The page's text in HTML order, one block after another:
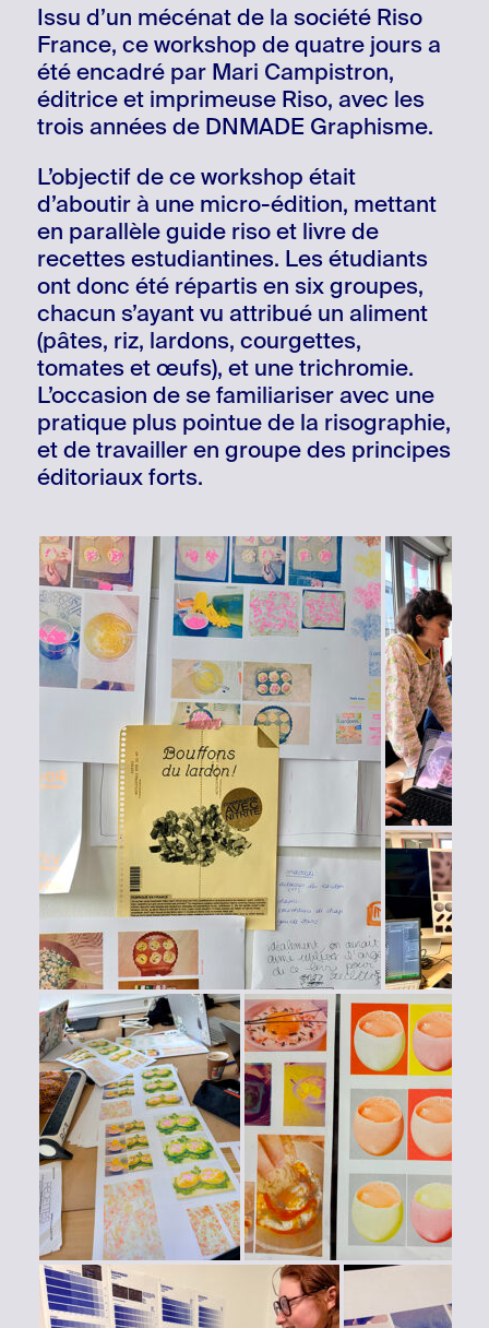
Issu d’un mécénat de la société Riso
France, ce workshop de quatre jours a
été encadré par Mari Campistron,
éditrice et imprimeuse Riso, avec les
trois années de DNMADE Graphisme.
L’objectif de ce workshop était
d’aboutir à une micro-édition, mettant
en parallèle guide riso et livre de
recettes estudiantines. Les étudiants
ont donc été répartis en six groupes,
chacun s’ayant vu attribué un aliment
(pâtes, riz, lardons, courgettes,
tomates et œufs), et une trichromie.
L’occasion de se familiariser avec une
pratique plus pointue de la risographie,
et de travailler en groupe des principes
éditoriaux forts.